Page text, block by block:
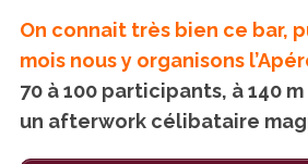
On connait très bien ce bar,
mois nous y organisons
70 à 100 participants, à 140
un afterwork célibataire